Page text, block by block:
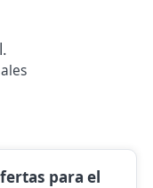
para el